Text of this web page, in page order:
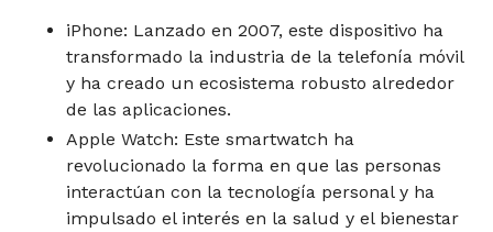
iPhone: Lanzado en 2007, este dispositivo ha
transformado la industria de la telefonía móvil
y ha creado un ecosistema robusto alrededor
de las aplicaciones.
Apple Watch: Este smartwatch ha
revolucionado la forma en que las personas
interactúan con la tecnología personal y ha
impulsado el interés en la salud y el bienestar